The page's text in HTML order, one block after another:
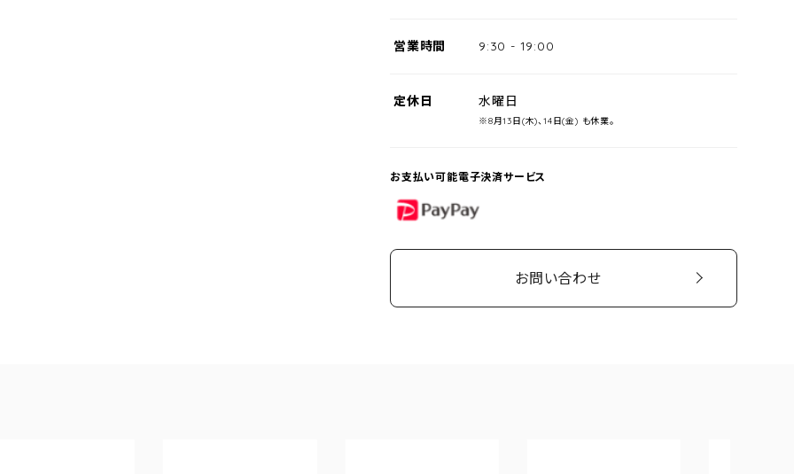
営業時間 9:30 - 19:00
定休日 水曜日
※8月13日(木)、14日(金) も休業。
お支払い可能電子決済サービス
PayPay
お問い合わせ